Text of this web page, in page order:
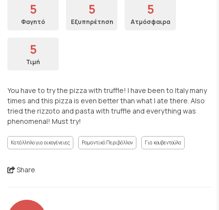
5
Φαγητό
5
Εξυπηρέτηση
5
Ατμόσφαιρα
5
Τιμή
You have to try the pizza with truffle! I have been to Italy many
times and this pizza is even better than what I ate there. Also
tried the rizzoto and pasta with truffle and everything was
phenomenal! Must try!
Κατάλληλο για οικογένειες Ρομαντικό Περιβάλλον Για κουβεντούλα
Share